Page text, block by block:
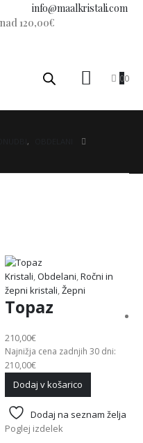
info@maalkristali.com
120,00€
00
,
Kristali,Obdelani,Ročni in
žepni kristali,Žepni
Topaz
210,00€
Najnižja cena zadnjih 30 dni:
210,00€
Dodaj v košarico
Dodaj na seznam želja
Poglej izdelek